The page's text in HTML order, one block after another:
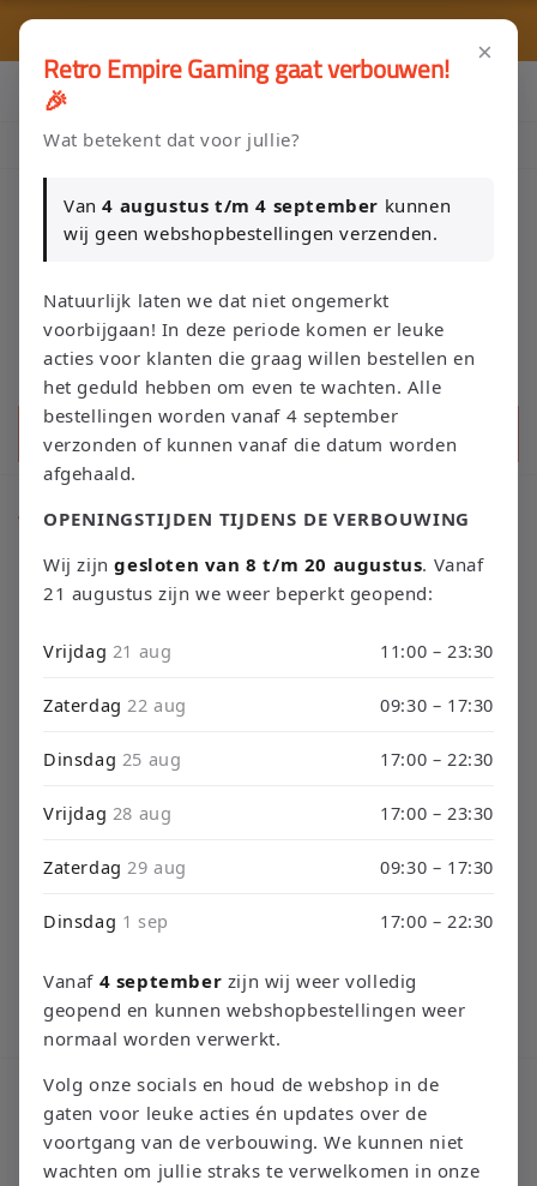
directamente
🚚
Klik Hier en Verkoop je Game of TCG collectie aan Retro Empire
Nieuw: zoek je Magic-deck automatisch op in onze voorraad.
Búsqueda
CTCG Accessoires
Filtrar y ordenar 0 productos
No se encontró ningún producto
Usa menos filtros o
elimínalos todos
Bedrijfsgegevens
Kvk: 92360416
×
Retro Empire Gaming gaat verbouwen!
🎉
Wat betekent dat voor jullie?
Van4 augustus t/m 4 september kunnen
wij geen webshopbestellingen verzenden.
Natuurlijk laten we dat niet ongemerkt
voorbijgaan! In deze periode komen er leuke
acties voor klanten die graag willen bestellen en
het geduld hebben om even te wachten. Alle
bestellingen worden vanaf 4 september
verzonden of kunnen vanaf die datum worden
afgehaald.
OPENINGSTIJDEN TIJDENS DE VERBOUWING
Wij zijngesloten van 8 t/m 20 augustus. Vanaf
21 augustus zijn we weer beperkt geopend:
Vrijdag 21 aug 11:00 – 23:30
Zaterdag22 aug 09:30 – 17:30
Dinsdag 25 aug 17:00 – 22:30
Vrijdag 28 aug 17:00 – 23:30
Zaterdag29 aug 09:30 – 17:30
Dinsdag 1 sep 17:00 – 22:30
Vanaf 4 september zijn wij weer volledig
geopend en kunnen webshopbestellingen weer
normaal worden verwerkt.
Volg onze socials en houd de webshop in de
gaten voor leuke acties én updates over de
voortgang van de verbouwing. We kunnen niet
wachten om jullie straks te verwelkomen in onze